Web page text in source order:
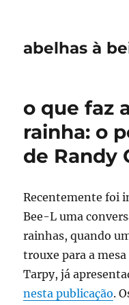
abelhas à
o que faz
rainha: o
de Randy
Recentemente foi
Bee-L uma
rainhas, quando
trouxe para a
Tarpy, já
nesta publicação.